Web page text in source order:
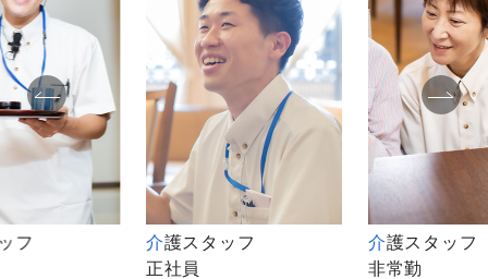
フ
介護スタッフ
正社員
介護スタッフ
非常勤